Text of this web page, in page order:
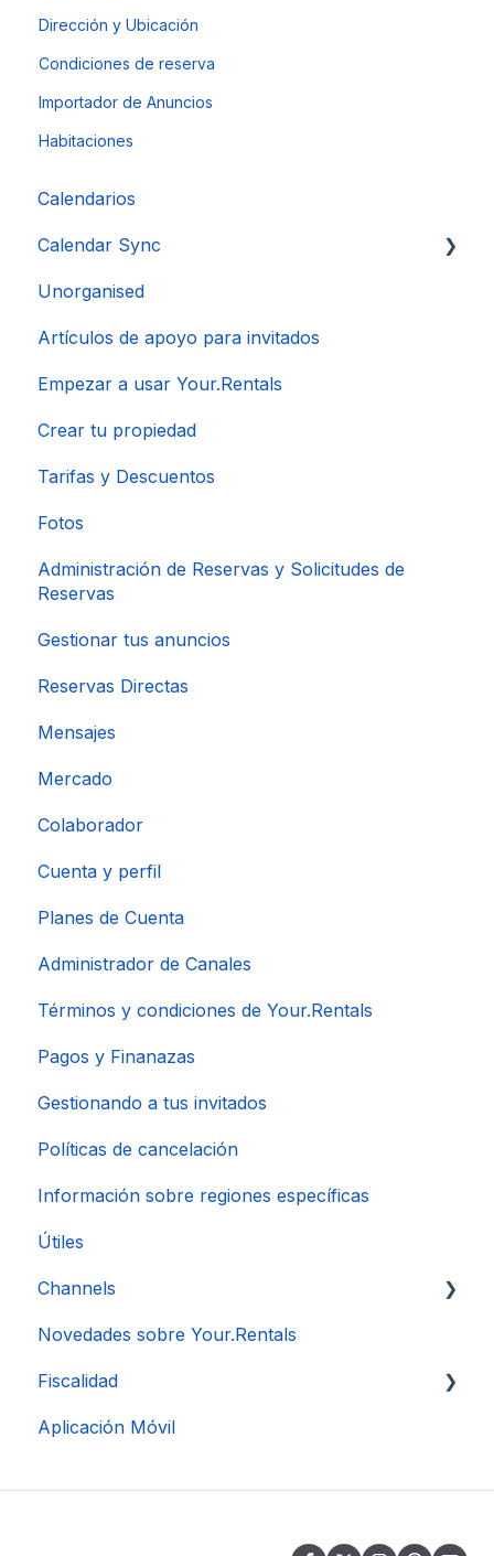
Dirección y Ubicación
Condiciones de reserva
Importador de Anuncios
Habitaciones
Calendarios
Calendar Sync
Importación de calendarios populares
Unorganised
Artículos de apoyo para invitados
Empezar a usar Your.Rentals
Crear tu propiedad
Tarifas y Descuentos
Fotos
Administración de Reservas y Solicitudes de
Reservas
Gestionar tus anuncios
Reservas Directas
Mensajes
Mercado
Colaborador
Cuenta y perfil
Planes de Cuenta
Administrador de Canales
Términos y condiciones de Your.Rentals
Pagos y Finanazas
Gestionando a tus invitados
Políticas de cancelación
Información sobre regiones específicas
Útiles
Channels
Conexión de Cuenta
Novedades sobre Your.Rentals
Fiscalidad
DAC 7
Aplicación Móvil